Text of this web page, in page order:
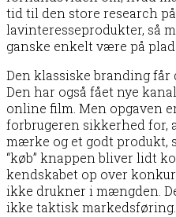
tid til den store research på
lavinteresseprodukter, så
ganske enkelt være på
Den klassiske branding får
Den har også fået nye
online film. Men opgaven
forbrugeren sikkerhed for,
mærke og et godt produkt,
“køb” knappen bliver lidt
kendskabet op over
ikke drukner i mængden.
ikke taktisk markedsføring.